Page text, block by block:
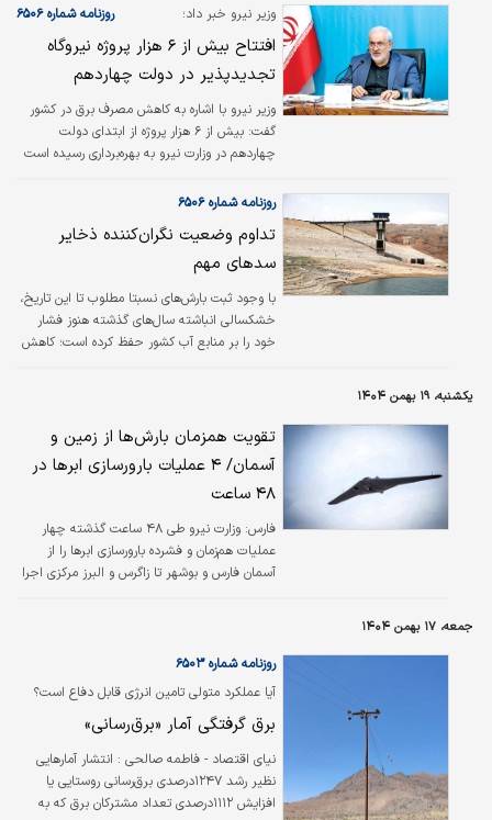
شده از سوی وزارت نیرو، میزان بارش تهران از
ابتدای مهر تا ۱۸ بهمن‌ماه، نسبت به مدت مشابه
سال گذشته ۱۴ درصد و در مقایسه با میانگین
درازمدت ۵۷ ساله حدود ۵۰ درصد کاهش داشته
است. همین موضوع پرسش‌هایی درباره وضعیت
منابع و نحوه مدیریت آن ایجاد کرده است. از
یک‌سو، مسوولان و…
وزیر نیرو خبر داد؛ روزنامه شماره ۶۵۰۶
افتتاح بیش از ۶ هزار پروژه نیروگاه
تجدیدپذیر در دولت چهاردهم
وزیر نیرو با اشاره به کاهش مصرف برق در کشور
گفت: بیش از ۶ هزار پروژه از ابتدای دولت
چهاردهم در وزارت نیرو به بهره‌برداری رسیده است
روزنامه شماره ۶۵۰۶
تداوم وضعیت نگران‌کننده ذخایر
سدهای مهم
با وجود ثبت بارش‌های نسبتا مطلوب تا این تاریخ،
خشکسالی انباشته سال‌های گذشته هنوز فشار
خود را بر منابع آب کشور حفظ کرده است؛ کاهش
است. به گزارش پایگاه اطلاع‌رسانی وزارت نیرو،
متوسط بارندگی کشور از ابتدای سال آبی جاری تا
۱۸ بهمن‌ماه به ۱۲۰.۳ میلی‌متر رسیده که نسبت به
مدت مشابه سال گذشته بیش از دو برابر افزایش
نشان می‌دهد؛ با این حال، این میزان بارندگی
نتوانسته خشکسالی انباشته…
یکشنبه، ۱۹ بهمن ۱۴۰۴
تقویت همزمان بارش‌ها از زمین و
آسمان/ ۴ عملیات بارورسازی ابرها در
۴۸ ساعت
فارس:
وزارت نیرو طی ۴۸ ساعت گذشته چهار
عملیات هم‌زمان و فشرده بارورسازی ابرها را از
آسمان فارس و بوشهر تا زاگرس و البرز مرکزی اجرا
جمعه، ۱۷ بهمن ۱۴۰۴
آیا عملکرد متولی تامین انرژی قابل دفاع است؟
روزنامه شماره ۶۵۰۳
برق گرفتگی آمار «برق‌رسانی»
نیای اقتصاد - فاطمه صالحی : انتشار آمارهایی
نظیر رشد ۱۲۴۷‌درصدی برق‌رسانی روستایی یا
افزایش ۱۱۱۲‌درصدی تعداد مشترکان برق که به